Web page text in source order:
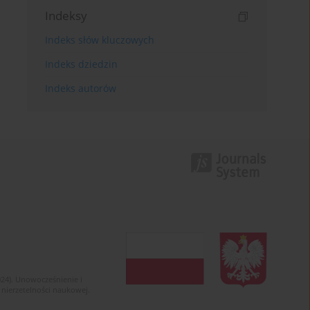
Indeksy
Indeks słów kluczowych
Indeks dziedzin
Indeks autorów